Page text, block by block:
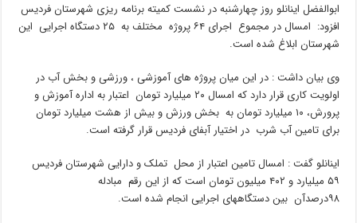
ابوالفضل اینانلو روز چهارشنبه در نشست کمیته برنامه ریزی شهرستان فردیس
افزود: امسال در مجموع اجرای ۶۴ پروژه مختلف به ۲۵ دستگاه اجرایی این
شهرستان ابلاغ شده است.
وی بیان داشت : در این میان پروژه های آموزشی ، ورزشی و بخش آب در
اولویت کاری قرار دارد که امسال ۲۰ میلیارد تومان اعتبار به اداره آموزش و
پرورش، ۱۰ میلیارد تومان به بخش ورزش و بیش از هشت میلیارد تومان
برای تامین آب شرب در اختیار آبفای فردیس قرار گرفته است.
اینانلو گفت : امسال تامین اعتبار از محل تملک و دارایی شهرستان فردیس
۵۹ میلیارد و ۴۰۲ میلیون تومان است که از این رقم مبادله
۹۸درصدآن بین دستگاههای اجرایی انجام شده است.